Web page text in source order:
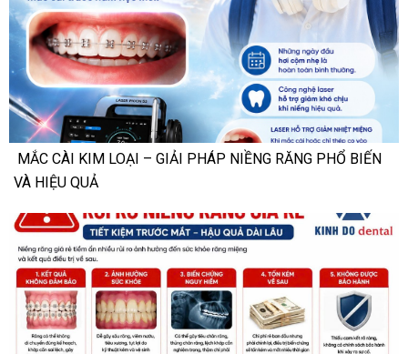
MẮC CÀI KIM LOẠI – GIẢI PHÁP NIỀNG RĂNG PHỔ BIẾN
VÀ HIỆU QUẢ